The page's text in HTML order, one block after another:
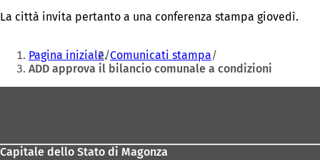
La città invita pertanto a una conferenza stampa giovedì.
Siete
qui:
Pagina iniziale Comunicati stampa
ADD approva il bilancio comunale a condizioni
Capitale dello Stato di Magonza